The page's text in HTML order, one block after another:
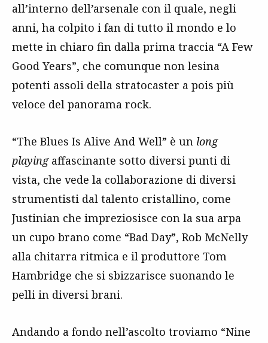
all’interno dell’arsenale con il quale, negli
anni, ha colpito i fan di tutto il mondo e lo
mette in chiaro fin dalla prima traccia “A Few
Good Years”, che comunque non lesina
potenti assoli della stratocaster a pois più
veloce del panorama rock.
“The Blues Is Alive And Well” è un long
playingaffascinante sotto diversi punti di
vista, che vede la collaborazione di diversi
strumentisti dal talento cristallino, come
Justinian che impreziosisce con la sua arpa
un cupo brano come “Bad Day”, Rob McNelly
alla chitarra ritmica e il produttore Tom
Hambridge che si sbizzarisce suonando le
pelli in diversi brani.
Andando a fondo nell’ascolto troviamo “Nine